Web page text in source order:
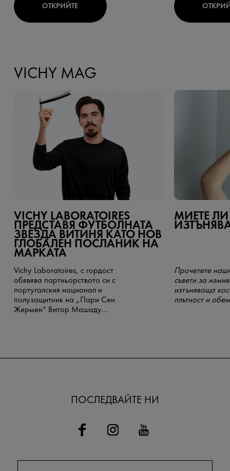
ОТКРИЙТЕ
VICHY MAG
VICHY LABORATOIRES
ПРЕДСТАВЯ ФУТБОЛНАТА
ЗВЕЗДА ВИТИНЯ КАТО НОВ
ГЛОБАЛЕН ПОСЛАНИК НА
МАРКАТА
Vichy Laboratoires, с гордост
обявява партньорството си с
португалския национал и
полузащитник на „Пари Сен
Жермен“ Витор Машаду
МИЕТЕ
Прочетете
съвети за
изтъняваща
плътност и
ПОСЛЕДВАЙТЕ НИ